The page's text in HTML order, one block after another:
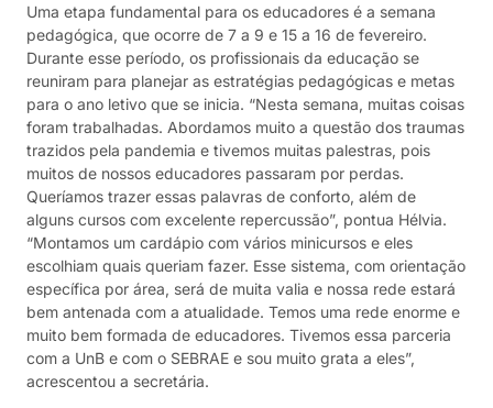
Uma etapa fundamental para os educadores é a semana
pedagógica, que ocorre de 7 a 9 e 15 a 16 de fevereiro.
Durante esse período, os profissionais da educação se
reuniram para planejar as estratégias pedagógicas e metas
para o ano letivo que se inicia. “Nesta semana, muitas coisas
foram trabalhadas. Abordamos muito a questão dos traumas
trazidos pela pandemia e tivemos muitas palestras, pois
muitos de nossos educadores passaram por perdas.
Queríamos trazer essas palavras de conforto, além de
alguns cursos com excelente repercussão”, pontua Hélvia.
“Montamos um cardápio com vários minicursos e eles
escolhiam quais queriam fazer. Esse sistema, com orientação
específica por área, será de muita valia e nossa rede estará
bem antenada com a atualidade. Temos uma rede enorme e
muito bem formada de educadores. Tivemos essa parceria
com a UnB e com o SEBRAE e sou muito grata a eles”,
acrescentou a secretária.